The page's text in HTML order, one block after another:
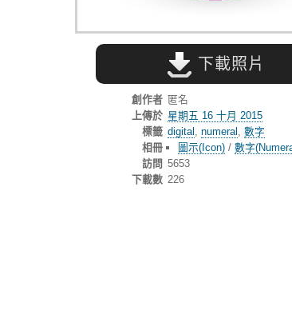
下載照片
創作者 匿名
上傳於 星期五 16 十月 2015
標籤 digital numeral
數字
相冊
圖示(Icon)/ 數字
訪問 5653
下載數 226